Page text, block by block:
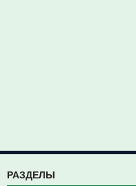
РАЗДЕЛЫ